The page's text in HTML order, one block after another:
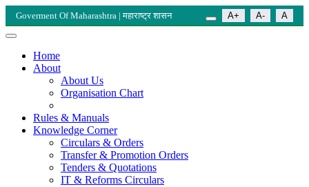
Goverment Of Maharashtra | महाराष्ट्र शासन A+ A- A
Home
About
About Us
Organisation Chart
Rules & Manuals
Knowledge Corner
Circulars & Orders
Transfer & Promotion Orders
Tenders & Quotations
IT & Reforms Circulars